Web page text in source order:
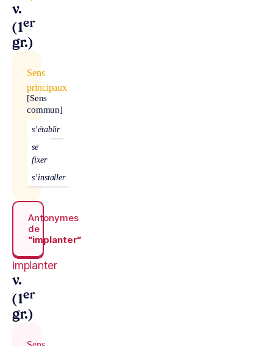
v.
(1er
gr.)
Sens
principaux
[Sens
commun]
s’établir
se
fixer
s’installer
Antonymes
de
“implanter“
implanter
v.
(1er
gr.)